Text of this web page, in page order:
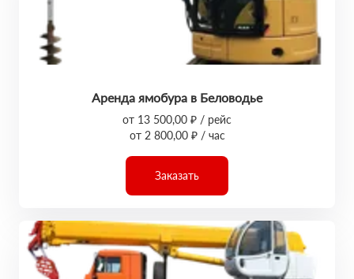
Аренда ямобура в Беловодье
от 13 500,00 ₽ / рейс
от 2 800,00 ₽ / час
Заказать